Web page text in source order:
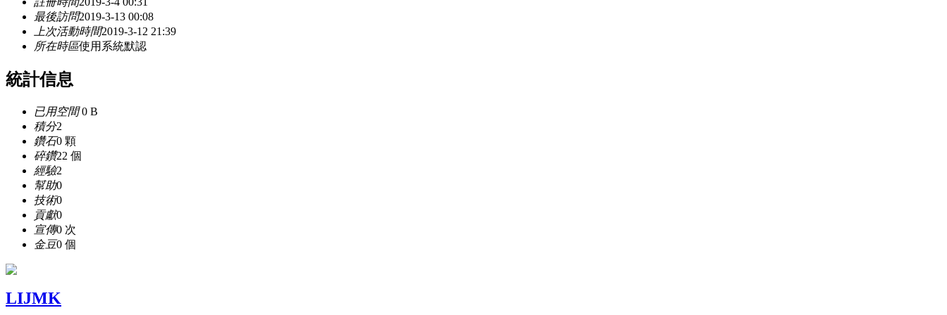
最後訪問2019-3-13 00:08
上次活動時間2019-3-12 21:39
所在時區使用系統默認
統計信息
已用空間0 B
積分2
鑽石0 顆
碎鑽22 個
經驗2
幫助0
技術0
貢獻0
宣傳0 次
金豆0 個
LIJMK